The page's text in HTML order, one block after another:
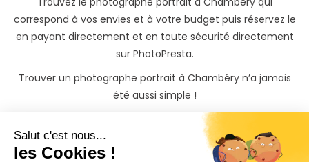
correspond à vos envies et à votre budget puis réservez le
en payant directement et en toute sécurité directement
sur PhotoPresta.
Trouver un photographe portrait à Chambéry n’a jamais
été aussi simple !
Votre portrait mérite
plus belles photos